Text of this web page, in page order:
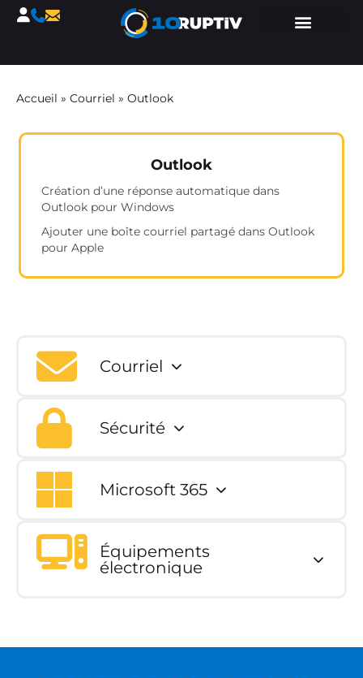
Accueil » Courriel » Outlook
Outlook
Création d’une réponse automatique dans
Outlook pour Windows
Ajouter une boîte courriel partagé dans Outlook
pour Apple
Courriel
Sécurité
Microsoft 365
Équipements
électronique